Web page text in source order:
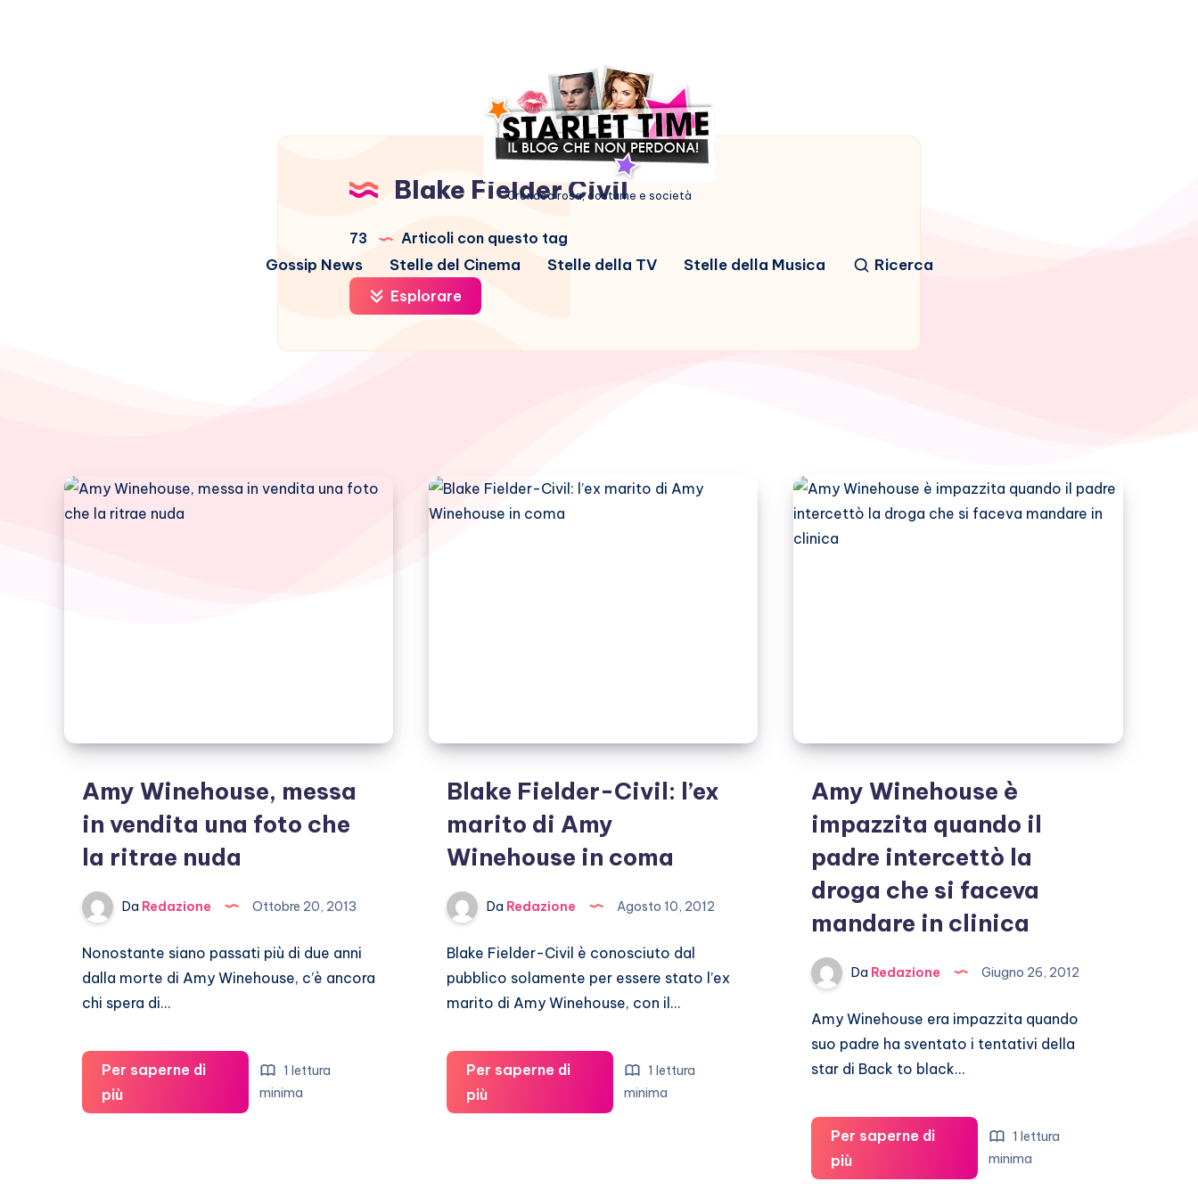
Cronaca rosa, costume e società
Gossip News Stelle del Cinema Stelle della TV Stelle della Musica Ricerca
Blake Fielder Civil
73 Articoli con questo tag
Esplorare
Amy Winehouse, messa
in vendita una foto che
la ritrae nuda
Da Redazione Ottobre 20, 2013
Nonostante siano passati più di due anni
dalla morte di Amy Winehouse, c’è ancora
chi spera di…
Per saperne di
piùAmy
Winehouse,
1 lettura
minima
Blake Fielder-Civil: l’ex
marito di Amy
Winehouse in coma
Da Redazione Agosto 10, 2012
Blake Fielder-Civil è conosciuto dal
pubblico solamente per essere stato l’ex
marito di Amy Winehouse, con il…
Per saperne di
piùBlake
Fielder-
1 lettura
minima
Amy Winehouse è
impazzita quando il
padre intercettò la
droga che si faceva
mandare in clinica
Da Redazione Giugno 26, 2012
Amy Winehouse era impazzita quando
suo padre ha sventato i tentativi della
star di Back to black…
Per saperne di
piùAmy
Winehouse
1 lettura
minima